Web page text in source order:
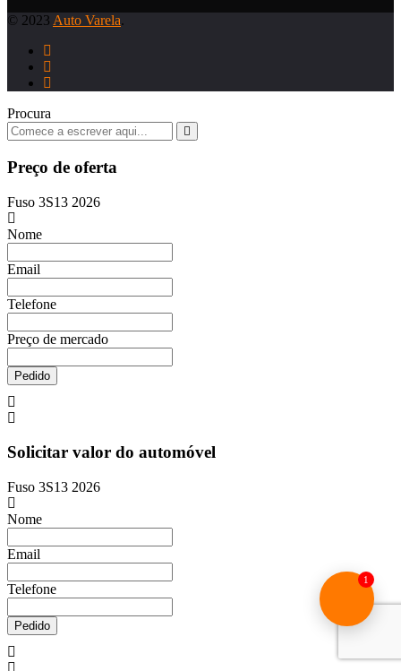
© 2023 Auto Varela.
1
Procura
Preço de oferta
Fuso 3S13 2026
Nome
Email
Telefone
Preço de mercado
Pedido
Solicitar valor do automóvel
Fuso 3S13 2026
Nome
Email
Telefone
Pedido